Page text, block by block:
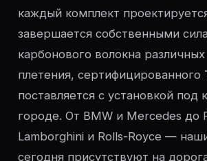
каждый комплект
завершается собственными
карбонового волокна
плетения, сертифицированного
поставляется с установкой
городе. От BMW и Mercedes до
Lamborghini и Rolls-Royce —
сегодня присутствуют на